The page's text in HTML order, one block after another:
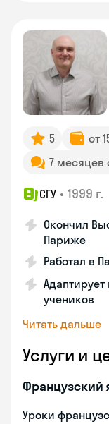
5
от
7 месяцев
СГУ • 1999 г.
Окончил
Париже
Работал в
учеников
Читать дальше
Услуги и
Французский
Уроки